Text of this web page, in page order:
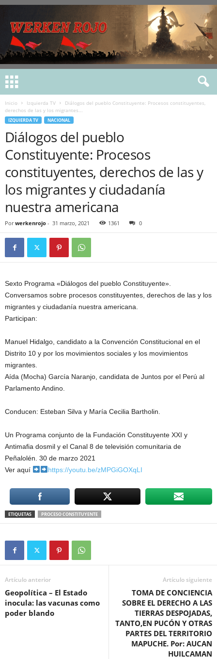
Inicio Izquierda TV
Diálogos del pueblo Constituyente: Procesos constituyentes,
derechos de las y los migrantes...
IZQUIERDA TV NACIONAL
Diálogos del pueblo
Constituyente: Procesos
constituyentes, derechos de las y
los migrantes y ciudadanía
nuestra americana
Por werkenrojo - 31 marzo, 2021 1361 0
Sexto Programa «Diálogos del pueblo Constituyente».
Conversamos sobre procesos constituyentes, derechos de las y los
migrantes y ciudadanía nuestra americana.
Participan:
Manuel Hidalgo, candidato a la Convención Constitucional en el
Distrito 10 y por los movimientos sociales y los movimientos
migrantes.
Aída (Mocha) García Naranjo, candidata de Juntos por el Perú al
Parlamento Andino.
Conducen: Esteban Silva y María Cecilia Bartholin.
Un Programa conjunto de la Fundación Constituyente XXI y
Antimafia dosmil y el Canal 8 de televisión comunitaria de
Peñalolén. 30 de marzo 2021
Ver aquí
https://youtu.be/zMPGiGOXqLI
ETIQUETAS PROCESO CONSTITUYENTE
Artículo anterior
Geopolítica – El Estado
inocula: las vacunas como
poder blando
Artículo siguiente
TOMA DE CONCIENCIA
SOBRE EL DERECHO A LAS
TIERRAS DESPOJADAS,
TANTO,EN PUCÓN Y OTRAS
PARTES DEL TERRITORIO
MAPUCHE. Por: AUCAN
HUILCAMAN